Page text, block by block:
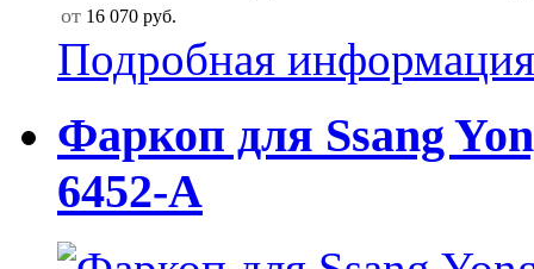
от 16 070 руб.
Подробная информация
Фаркоп для Ssang
6452-A